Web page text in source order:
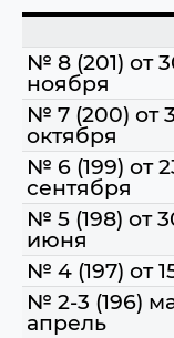
№ 8 (201) от
ноября
№ 7 (200) от
октября
№ 6 (199) от
сентября
№ 5 (198) от
июня
№ 4 (197) от
№ 2-3 (196)
апрель